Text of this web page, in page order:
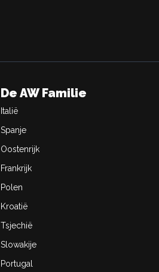
De AW Familie
Italië
Spanje
Oostenrijk
Frankrijk
Polen
Kroatië
Tsjechië
Slowakije
Portugal